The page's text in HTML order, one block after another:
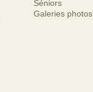
Séniors
Galeries photos